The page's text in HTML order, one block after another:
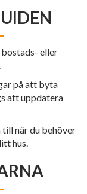
eller
på att byta
att uppdatera
när du behöver
hus.